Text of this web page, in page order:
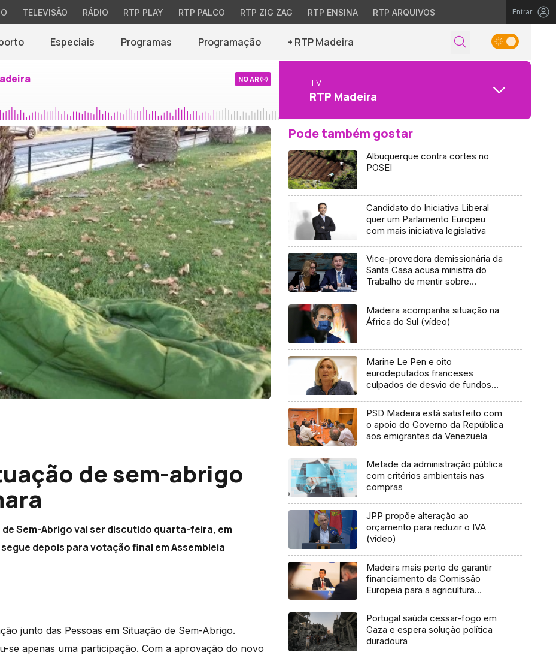
TELEVISÃO RÁDIO RTP PLAY RTP PALCO RTP ZIG ZAG RTP ENSINA RTP ARQUIVOS Entrar
Especiais Programas Programação + RTP Madeira
NO AR TV
RTP Madeira
de sem-abrigo
Sem-Abrigo vai ser discutido quarta-feira, em
depois para votação final em Assembleia
junto das Pessoas em Situação de Sem-Abrigo.
se apenas uma participação. Com a aprovação do novo
Pode também gostar
Albuquerque contra cortes no
POSEI
Candidato do Iniciativa Liberal
quer um Parlamento Europeu
com mais iniciativa legislativa
Vice-provedora demissionária da
Santa Casa acusa ministra do
Trabalho de mentir sobre
Madeira acompanha situação na
África do Sul (vídeo)
Marine Le Pen e oito
eurodeputados franceses
culpados de desvio de fundos
PSD Madeira está satisfeito com
o apoio do Governo da República
aos emigrantes da Venezuela
Metade da administração pública
com critérios ambientais nas
compras
JPP propõe alteração ao
orçamento para reduzir o IVA
(vídeo)
Madeira mais perto de garantir
financiamento da Comissão
Europeia para a agricultura
Portugal saúda cessar-fogo em
Gaza e espera solução política
duradoura